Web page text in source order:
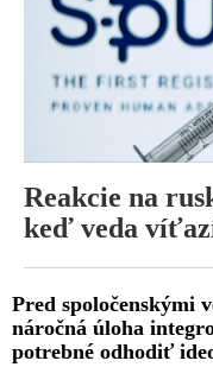
Reakcie na
keď veda
Pred spoločenskými
náročná úloha
potrebné odhodiť